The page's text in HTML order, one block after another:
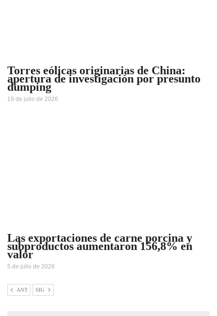
Torres eólicas originarias de China:
apertura de investigación por presunto
dumping
19 de julio de 2026
Las exportaciones de carne porcina y
subproductos aumentaron 156,8% en
valor
5 de julio de 2026
ANT SIG